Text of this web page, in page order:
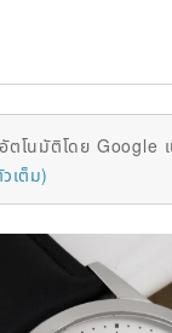
โนมัติโดย Google เ
เต็ม)